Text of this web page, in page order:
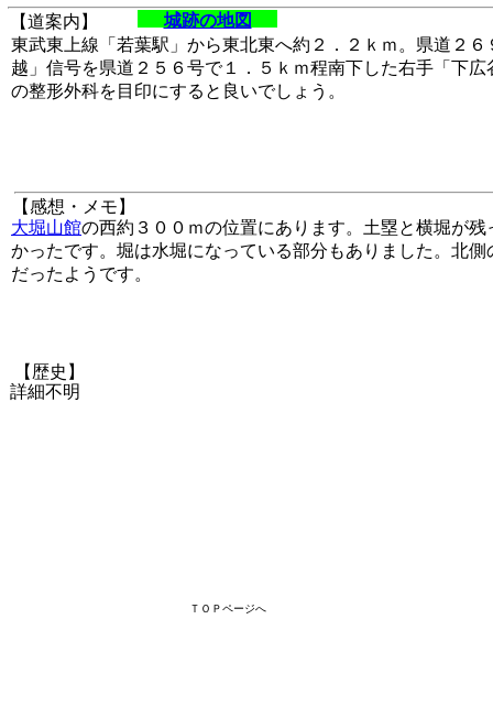
【道案内】
城跡の地図
【感想・メモ】
東武東上線「若葉駅」から東北東へ約２．２ｋｍ。県道２
越」信号を県道２５６号で１．５ｋｍ程南下した右手「下
の整形外科を目印にすると良いでしょう。
【歴史】
大堀山館の西約３００ｍの位置にあります。土塁と横堀が
かったです。堀は水堀になっている部分もありました。北
だったようです。
ＴＯＰページへ
詳細不明